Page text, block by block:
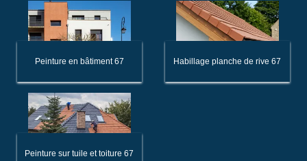
Peinture en bâtiment 67 Habillage planche de rive 67
Peinture sur tuile et toiture 67